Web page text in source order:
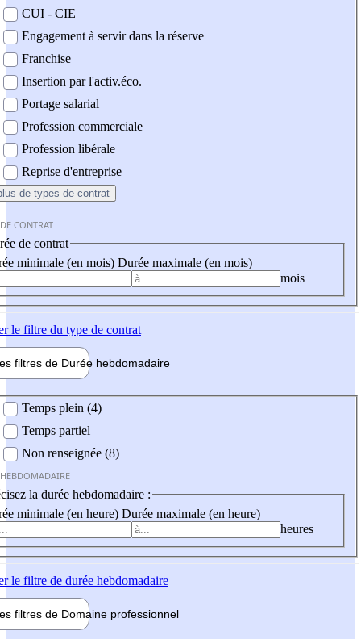
CUI - CIE
Engagement à servir dans la réserve
Franchise
Insertion par l'activ.éco.
Portage salarial
Profession commerciale
Profession libérale
Reprise d'entreprise
de types de contrat
CONTRAT
de contrat
minimale (en mois) Durée maximale (en mois)
mois
le filtre du type de contrat
filtres de Durée hebdomadaire
Temps plein (4)
Temps partiel
Non renseignée (8)
la durée hebdomadaire :
minimale (en heure) Durée maximale (en heure)
heures
le filtre de durée hebdomadaire
filtres de Domaine professionnel